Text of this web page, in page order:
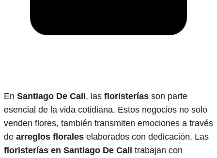
En Santiago De Cali, las floristerías son parte
esencial de la vida cotidiana. Estos negocios no solo
venden flores, también transmiten emociones a través
de arreglos florales elaborados con dedicación. Las
floristerías en Santiago De Cali trabajan con